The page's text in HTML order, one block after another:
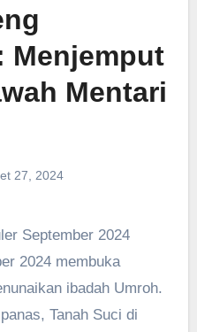
Menjemput
Mentari
27, 2024
2024 membuka
ibadah Umroh.
Tanah Suci di